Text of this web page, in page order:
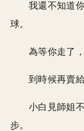
我還不知道
球。
為等你走了
到時候再賣給
小白見師姐
步。